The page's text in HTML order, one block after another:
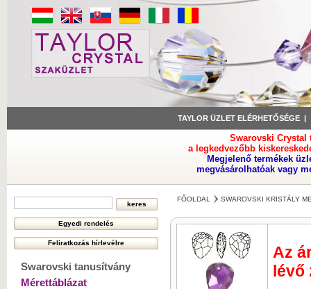
TAYLOR ÜZLET ELÉRHETŐSÉGE
Swarovski Crystal
a legkedvezőbb
Megjelenő termékek
megvásárolhatóak vagy
Swarovski tanusítvány
Mérettáblázat
FŐOLDAL SWAROVSKI KRISTÁLY
Az
lévő